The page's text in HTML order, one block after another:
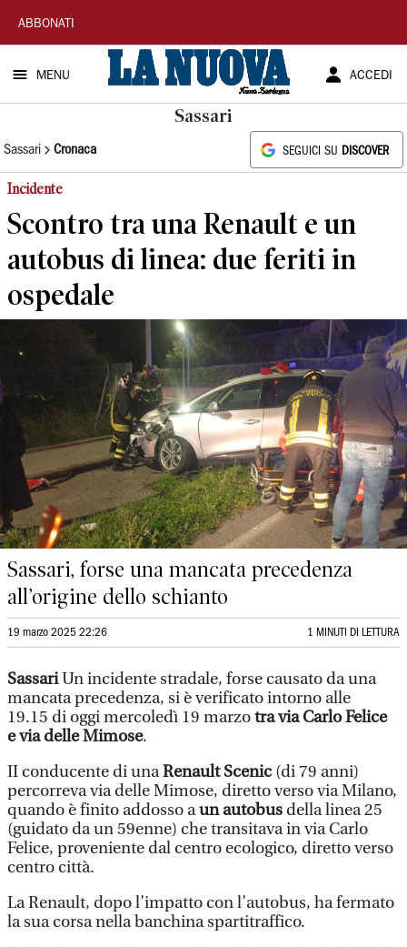
La
Nuova
Sardegna
ABBONATI
MENU ACCEDI
Sassari
Sassari Cronaca SEGUICI SU DISCOVER
Incidente
Scontro tra una Renault e un
autobus di linea: due feriti in
ospedale
Sassari, forse una mancata precedenza
all’origine dello schianto
19 marzo 2025 22:26 1 MINUTI DI LETTURA
SassariUn incidente stradale, forse causato da una
mancata precedenza, si è verificato intorno alle
19.15 di oggi mercoledì 19 marzotra via Carlo Felice
e via delle Mimose.
II conducente di unaRenault Scenic (di 79 anni)
percorreva via delle Mimose, diretto verso via Milano,
quando è finito addosso aun autobus della linea 25
(guidato da un 59enne) che transitava in via Carlo
Felice, proveniente dal centro ecologico, diretto verso
centro città.
La Renault, dopo l’impatto con l’autobus, ha fermato
la sua corsa nella banchina spartitraffico.